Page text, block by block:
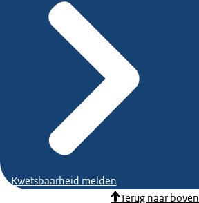
Kwetsbaarheid melden
Terug naar boven